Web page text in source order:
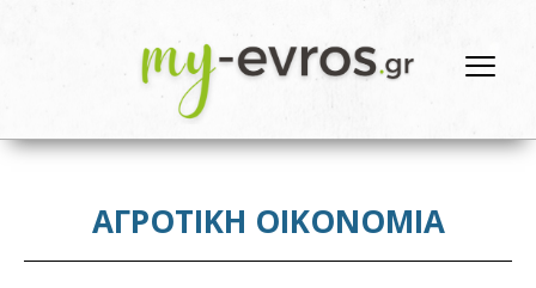
ΑΓΡΟΤΙΚΗ ΟΙΚΟΝΟΜΙΑ